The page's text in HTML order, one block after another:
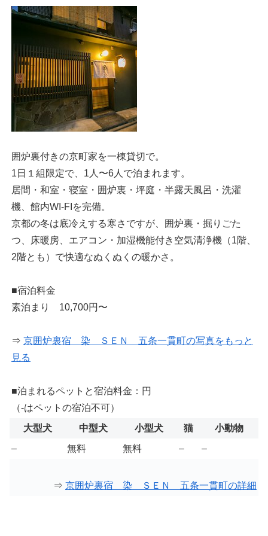
囲炉裏付きの京町家を一棟貸切で。
1日１組限定で、1人〜6人で泊まれます。
居間・和室・寝室・囲炉裏・坪庭・半露天風呂・洗濯
機、館内WI-FIを完備。
京都の冬は底冷えする寒さですが、囲炉裏・掘りごた
つ、床暖房、エアコン・加湿機能付き空気清浄機（1階、
2階とも）で快適なぬくぬくの暖かさ。
■宿泊料金
素泊まり 10,700円〜
⇒ 京囲炉裏宿 染 ＳＥＮ 五条一貫町の写真をもっと
見る
■泊まれるペットと宿泊料金：円
（-はペットの宿泊不可）
大型犬
中型犬 小型犬 猫
小動物
–
無料 無料 – –
⇒ 京囲炉裏宿 染 ＳＥＮ 五条一貫町の詳細